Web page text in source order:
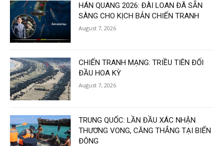
HÁN QUANG 2026: ĐÀI LOAN ĐÃ SẴN
SÀNG CHO KỊCH BẢN CHIẾN TRANH
August 7, 2026
CHIẾN TRANH MẠNG: TRIỀU TIÊN ĐỐI
ĐẦU HOA KỲ
August 7, 2026
TRUNG QUỐC: LẦN ĐẦU XÁC NHẬN
THƯƠNG VONG, CĂNG THẲNG TẠI BIỂN
ĐÔNG